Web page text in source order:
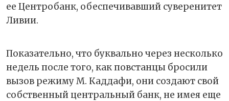
ее Центробанк, обеспечивавший суверенитет
Ливии.
Показательно, что буквально через несколько
недель после того, как повстанцы бросили
вызов режиму М. Каддафи, они создают свой
собственный центральный банк, не имея еще